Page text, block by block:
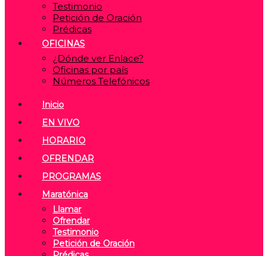
Testimonio
Petición de Oración
Prédicas
OFICINAS
¿Dónde ver Enlace?
Oficinas por país
Números Telefónicos
Inicio
EN VIVO
HORARIO
OFRENDAR
PROGRAMAS
Maratónica
Llamar
Ofrendar
Testimonio
Petición de Oración